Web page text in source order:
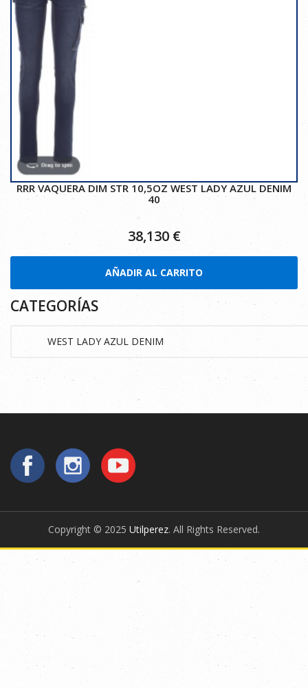
RRR VAQUERA DIM STR 10,5OZ WEST LADY AZUL DENIM
40
38,130 €
AÑADIR AL CARRITO
CATEGORÍAS
Copyright © 2025 Utilperez. All Rights Reserved.